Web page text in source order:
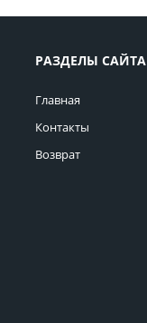
РАЗДЕЛЫ САЙТА
Главная
Контакты
Возврат